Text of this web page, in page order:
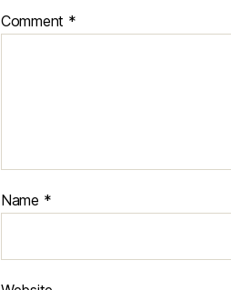
Comment *
Name *